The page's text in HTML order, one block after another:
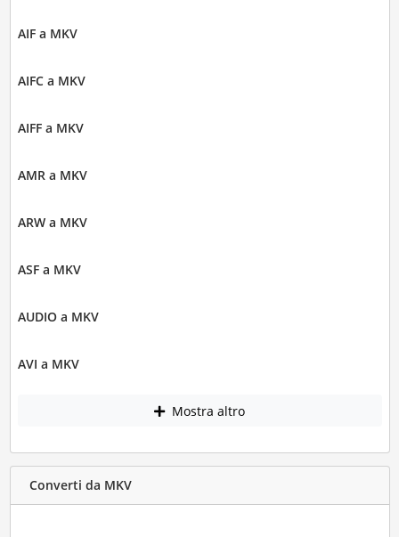
AIF a MKV
AIFC a MKV
AIFF a MKV
AMR a MKV
ARW a MKV
ASF a MKV
AUDIO a MKV
AVI a MKV
Mostra altro
Converti da MKV